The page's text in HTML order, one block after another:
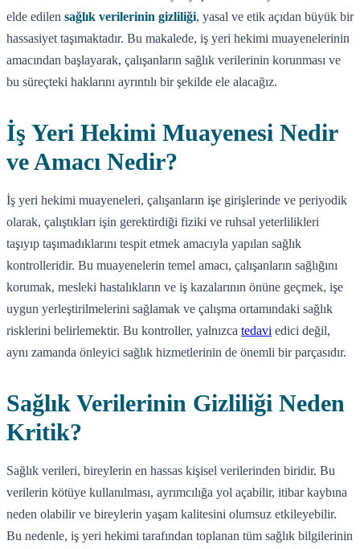
elde edilen sağlık verilerinin gizliliği, yasal ve etik açıdan büyük bir
hassasiyet taşımaktadır. Bu makalede, iş yeri hekimi muayenelerinin
amacından başlayarak, çalışanların sağlık verilerinin korunması ve
bu süreçteki haklarını ayrıntılı bir şekilde ele alacağız.
İş Yeri Hekimi Muayenesi Nedir
ve Amacı Nedir?
İş yeri hekimi muayeneleri, çalışanların işe girişlerinde ve periyodik
olarak, çalıştıkları işin gerektirdiği fiziki ve ruhsal yeterlilikleri
taşıyıp taşımadıklarını tespit etmek amacıyla yapılan sağlık
kontrolleridir. Bu muayenelerin temel amacı, çalışanların sağlığını
korumak, mesleki hastalıkların ve iş kazalarının önüne geçmek, işe
uygun yerleştirilmelerini sağlamak ve çalışma ortamındaki sağlık
risklerini belirlemektir. Bu kontroller, yalnızca tedavi edici değil,
aynı zamanda önleyici sağlık hizmetlerinin de önemli bir parçasıdır.
Sağlık Verilerinin Gizliliği Neden
Kritik?
Sağlık verileri, bireylerin en hassas kişisel verilerinden biridir. Bu
verilerin kötüye kullanılması, ayrımcılığa yol açabilir, itibar kaybına
neden olabilir ve bireylerin yaşam kalitesini olumsuz etkileyebilir.
Bu nedenle, iş yeri hekimi tarafından toplanan tüm sağlık bilgilerinin